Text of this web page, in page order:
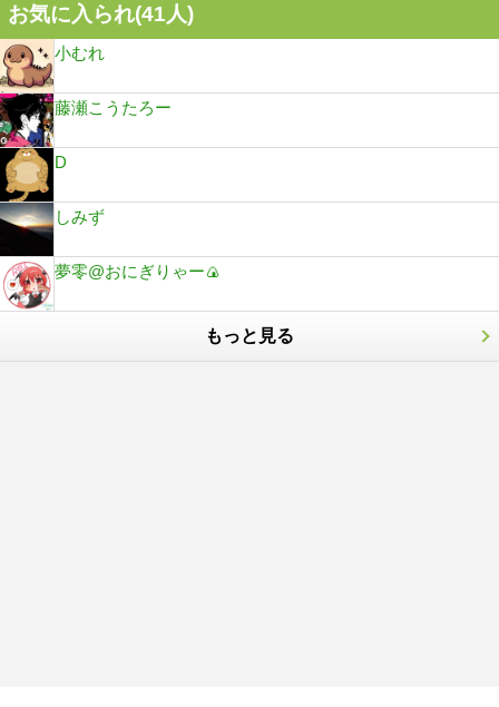
お気に入られ(41人)
小むれ
藤瀬こうたろー
D
しみず
夢零@おにぎりゃー🍙
もっと見る